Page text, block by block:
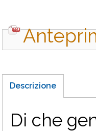
Descrizione
Di che